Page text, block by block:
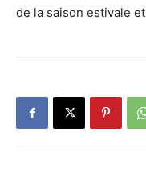
de la saison estivale